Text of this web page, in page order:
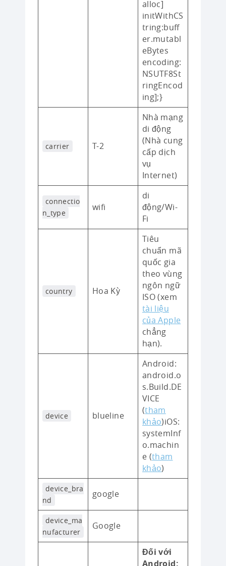
alloc]
initWithCS
tring:buff
er.mutabl
eBytes
encoding:
NSUTF8St
ringEncod
ing];}
carrier T-2
Nhà mạng
di động
(Nhà cung
cấp dịch
vụ
Internet)
connectio
n_type
wifi
di
động/Wi-
Fi
country Hoa Kỳ
Tiêu
chuẩn mã
quốc gia
theo vùng
ngôn ngữ
ISO (xem
tài liệu
của Apple
chẳng
hạn).
device blueline
Android:
android.o
s.Build.DE
VICE
(tham
khảo)iOS:
systemInf
o.machin
e (tham
khảo)
device_bra
nd
google
device_ma
nufacturer
Google
Đối với
Android: